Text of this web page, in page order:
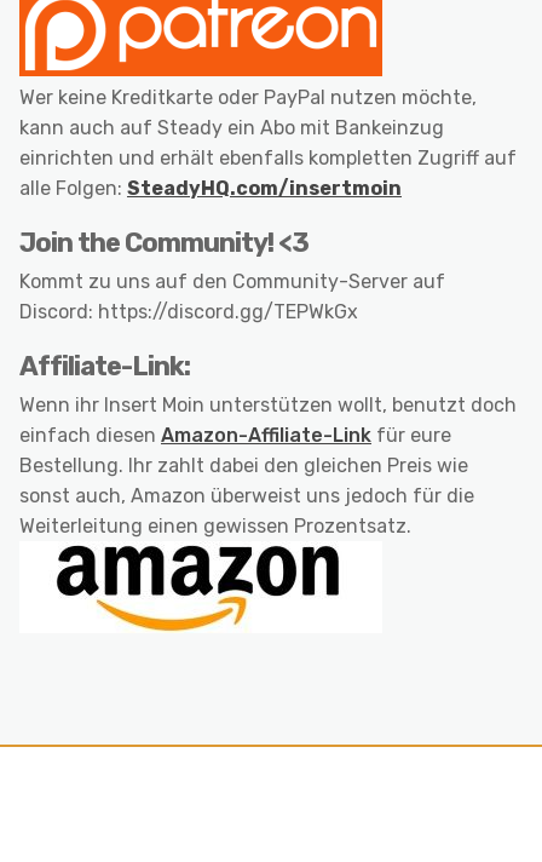
Wer keine Kreditkarte oder PayPal nutzen möchte,
kann auch auf Steady ein Abo mit Bankeinzug
einrichten und erhält ebenfalls kompletten Zugriff auf
alle Folgen: SteadyHQ.com/insertmoin
Join the Community! <3
Kommt zu uns auf den Community-Server auf
Discord: https://discord.gg/TEPWkGx
Affiliate-Link:
Wenn ihr Insert Moin unterstützen wollt, benutzt doch
einfach diesen Amazon-Affiliate-Link für eure
Bestellung. Ihr zahlt dabei den gleichen Preis wie
sonst auch, Amazon überweist uns jedoch für die
Weiterleitung einen gewissen Prozentsatz.